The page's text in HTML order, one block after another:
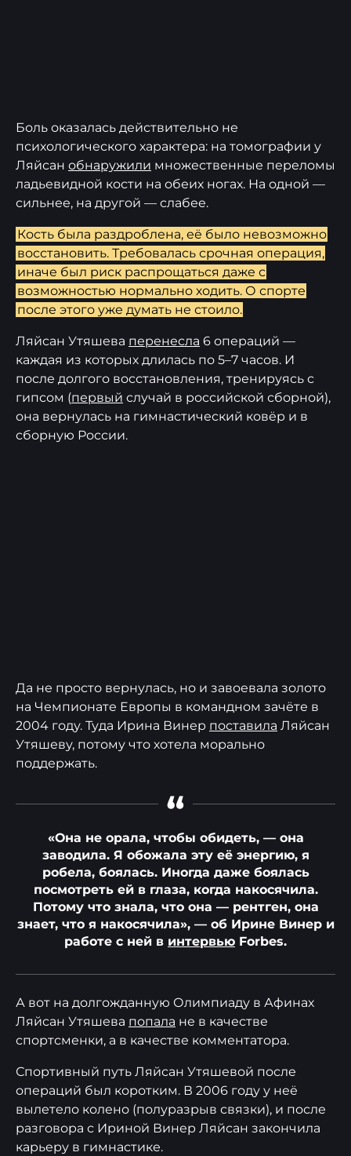
Боль оказалась действительно не
психологического характера: на томографии у
Ляйсан обнаружили множественные переломы
ладьевидной кости на обеих ногах. На одной —
сильнее, на другой — слабее.
Кость была раздроблена, её было невозможно
восстановить. Требовалась срочная операция,
иначе был риск распрощаться даже с
возможностью нормально ходить. О спорте
после этого уже думать не стоило.
Ляйсан Утяшева перенесла 6 операций —
каждая из которых длилась по 5–7 часов. И
после долгого восстановления, тренируясь с
гипсом (первый случай в российской сборной),
она вернулась на гимнастический ковёр и в
сборную России.
Да не просто вернулась, но и завоевала золото
на Чемпионате Европы в командном зачёте в
2004 году. Туда Ирина Винер поставила Ляйсан
Утяшеву, потому что хотела морально
поддержать.
“
«Она не орала, чтобы обидеть, — она
заводила. Я обожала эту её энергию, я
робела, боялась. Иногда даже боялась
посмотреть ей в глаза, когда накосячила.
Потому что знала, что она — рентген, она
знает, что я накосячила», — об Ирине Винер и
работе с ней в интервью Forbes.
А вот на долгожданную Олимпиаду в Афинах
Ляйсан Утяшева попала не в качестве
спортсменки, а в качестве комментатора.
Спортивный путь Ляйсан Утяшевой после
операций был коротким. В 2006 году у неё
вылетело колено (полуразрыв связки), и после
разговора с Ириной Винер Ляйсан закончила
карьеру в гимнастике.